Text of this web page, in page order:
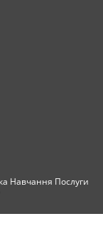
Навчання Послуги